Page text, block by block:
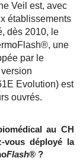
Veil est, avec
établissements
dès 2010, le
une
par le
Evolution) est
ouvrés.
au CH
vous déployé la
Flash® ?